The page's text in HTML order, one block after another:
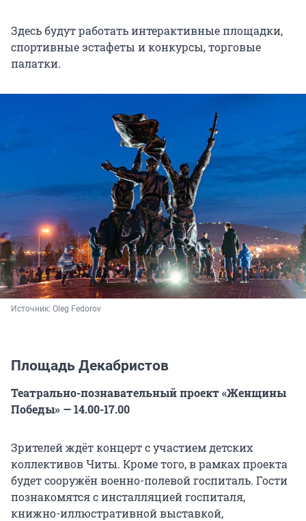
Здесь будут работать интерактивные площадки,
спортивные эстафеты и конкурсы, торговые
палатки.
Источник: Oleg Fedorov
Площадь Декабристов
Театрально-познавательный проект «Женщины
Победы» — 14.00-17.00
Зрителей ждёт концерт с участием детских
коллективов Читы. Кроме того, в рамках проекта
будет сооружён военно-полевой госпиталь. Гости
познакомятся с инсталляцией госпиталя,
книжно-иллюстративной выставкой,